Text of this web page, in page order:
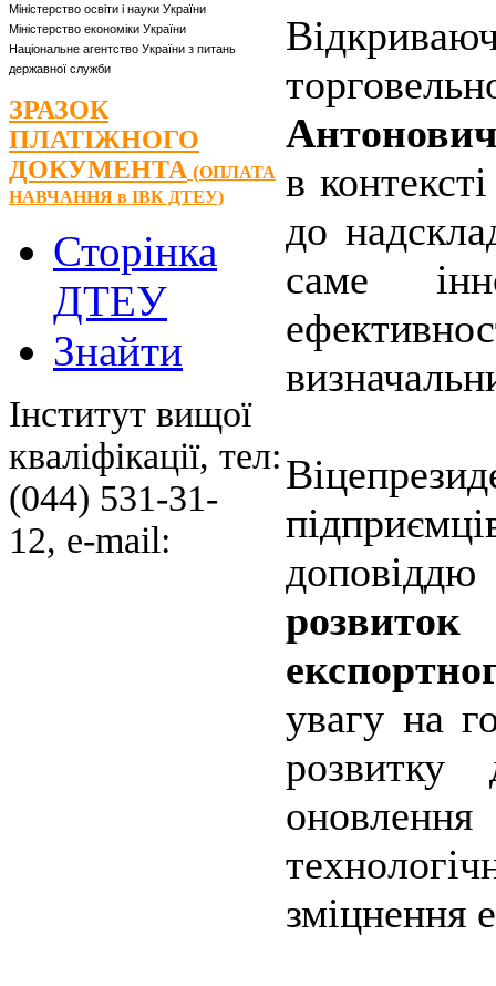
в
до
саме
увагу на
зміцнення
Міністерство освіти і науки України
Міністерство економіки України
Національне агентство України з питань
державної служби
ЗРАЗОК
ПЛАТІЖНОГО
ДОКУМЕНТА (ОПЛАТА
НАВЧАННЯ в ІВК ДТЕУ)
Сторінка
ДТЕУ
Знайти
Інститут вищої
кваліфікації, тел:
(044) 531-31-
12, e-mail: